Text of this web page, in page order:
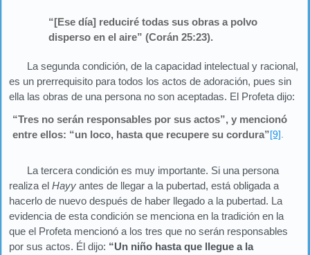
“[Ese día] reduciré todas sus obras a polvo
disperso en el aire” (Corán 25:23).
La segunda condición, de la capacidad intelectual y racional,
es un prerrequisito para todos los actos de adoración, pues sin
ella las obras de una persona no son aceptadas. El Profeta dijo:
“Tres no serán responsables por sus actos”, y mencionó
entre ellos: “un loco, hasta que recupere su cordura”[9].
La tercera condición es muy importante. Si una persona
realiza el Hayy antes de llegar a la pubertad, está obligada a
hacerlo de nuevo después de haber llegado a la pubertad. La
evidencia de esta condición se menciona en la tradición en la
que el Profeta mencionó a los tres que no serán responsables
por sus actos. Él dijo: “Un niño hasta que llegue a la